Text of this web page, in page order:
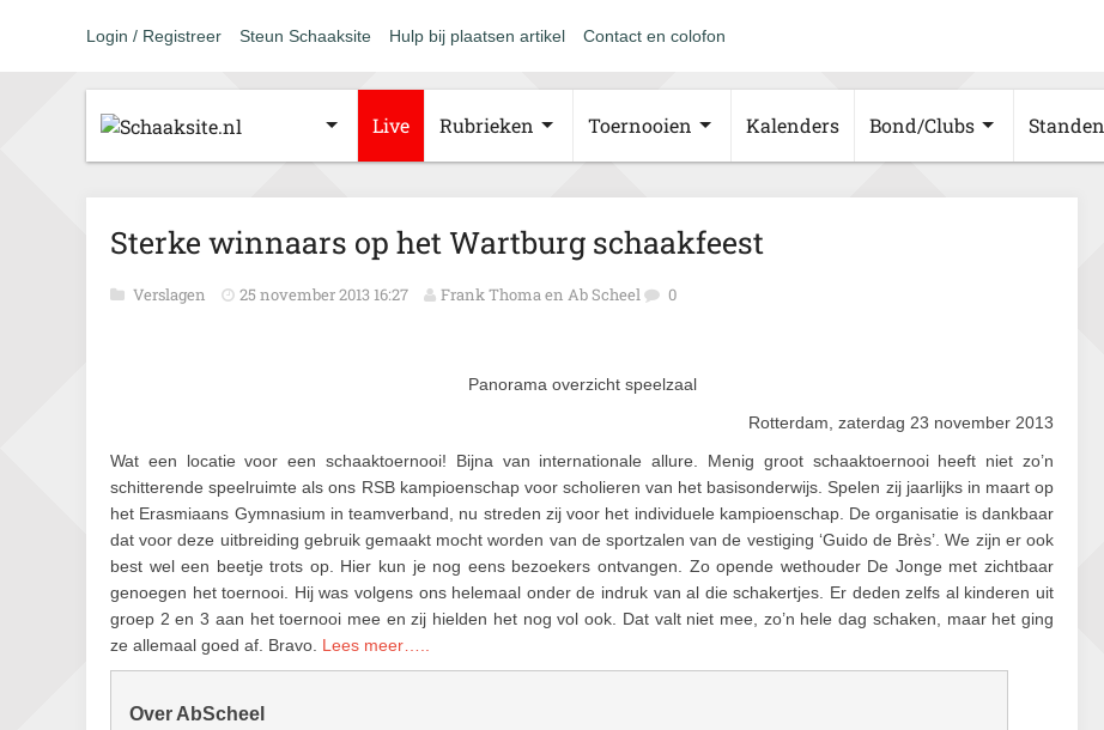
Login / Registreer Steun Schaaksite Hulp bij plaatsen artikel Contact en colofon
Live Rubrieken Toernooien Kalenders Bond/Clubs Standen
Sterke winnaars op het Wartburg schaakfeest
Verslagen 25 november 2013 16:27 Frank Thoma en Ab Scheel 0
Panorama overzicht speelzaal
Rotterdam, zaterdag 23 november 2013
Wat een locatie voor een schaaktoernooi! Bijna van internationale allure. Menig groot schaaktoernooi heeft niet zo’n
schitterende speelruimte als ons RSB kampioenschap voor scholieren van het basisonderwijs. Spelen zij jaarlijks in maart op
het Erasmiaans Gymnasium in teamverband, nu streden zij voor het individuele kampioenschap. De organisatie is dankbaar
dat voor deze uitbreiding gebruik gemaakt mocht worden van de sportzalen van de vestiging ‘Guido de Brès’. We zijn er ook
best wel een beetje trots op. Hier kun je nog eens bezoekers ontvangen. Zo opende wethouder De Jonge met zichtbaar
genoegen het toernooi. Hij was volgens ons helemaal onder de indruk van al die schakertjes. Er deden zelfs al kinderen uit
groep 2 en 3 aan het toernooi mee en zij hielden het nog vol ook. Dat valt niet mee, zo’n hele dag schaken, maar het ging
ze allemaal goed af. Bravo. Lees meer…..
Over AbScheel